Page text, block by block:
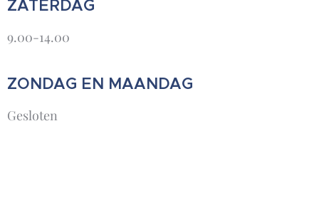
ZATERDAG
9.00-14.00
ZONDAG EN MAANDAG
Gesloten